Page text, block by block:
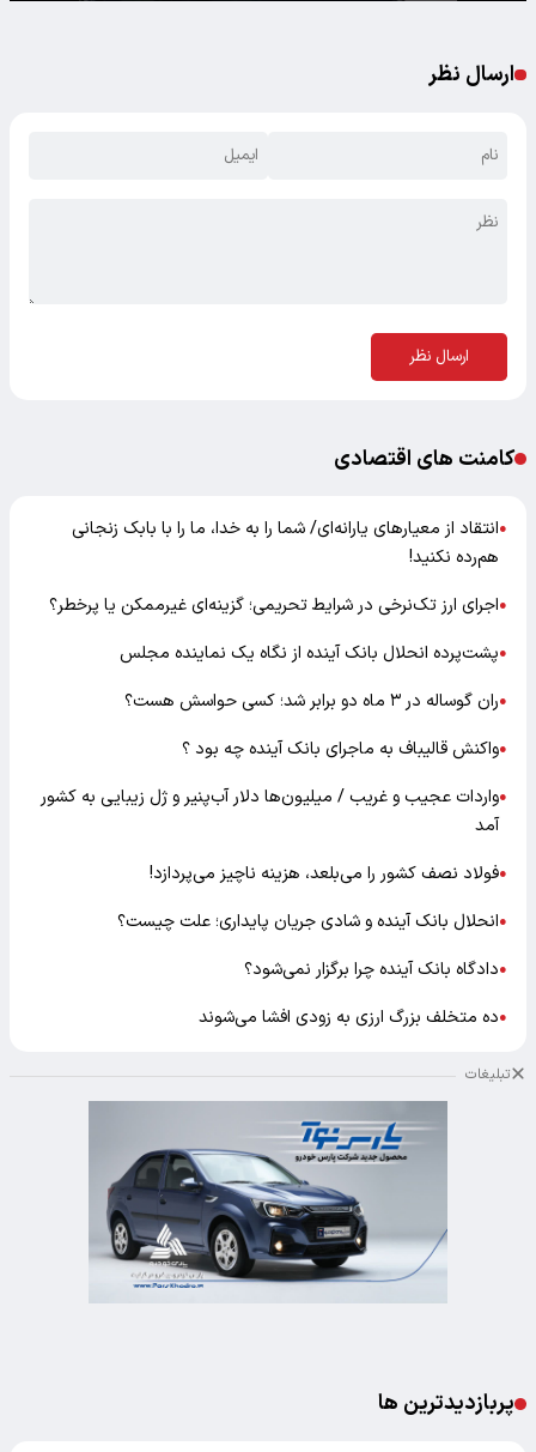
ارسال نظر
ارسال نظر
کامنت های اقتصادی
●انتقاد از معیارهای یارانه‌ای/ شما را به خدا، ما را با بابک زنجانی
هم‌رده نکنید!
●اجرای ارز تک‌نرخی در شرایط تحریمی؛ گزینه‌ای غیرممکن یا پرخطر؟
●پشت‌پرده انحلال بانک آینده از نگاه یک نماینده مجلس
●ران گوساله در ۳ ماه دو برابر شد؛ کسی حواسش هست؟
●واکنش قالیباف به ماجرای بانک آینده چه بود ؟
●واردات عجیب و غریب / میلیون‌ها دلار آب‌پنیر و ژل زیبایی به کشور
آمد
●فولاد نصف کشور را می‌بلعد، هزینه ناچیز می‌پردازد!
●انحلال بانک آینده و شادی جریان پایداری؛ علت چیست؟
●دادگاه بانک آینده چرا برگزار نمی‌شود؟
●ده متخلف بزرگ ارزی به زودی افشا می‌شوند
تبلیغات
پربازدیدترین ها